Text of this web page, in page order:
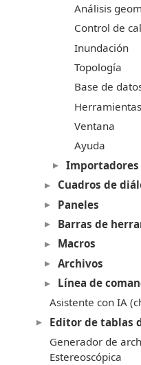
Análisis
Control de
Inundación
Topología
Base de
Herramientas
Ventana
Ayuda
Cuadros de
Paneles
Barras de
Macros
Archivos
Línea de
Asistente con IA
Editor de tablas
Generador de
Estereoscópica